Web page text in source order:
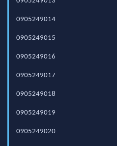
0905249014
0905249015
0905249016
0905249017
0905249018
0905249019
0905249020